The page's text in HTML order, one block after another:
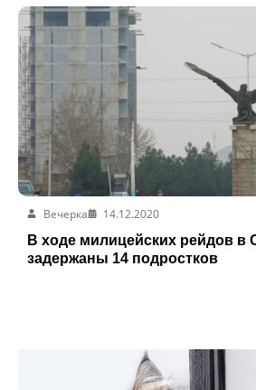
Вечерка
14.12.2020
В ходе милицейских рейдов в
задержаны 14 подростков